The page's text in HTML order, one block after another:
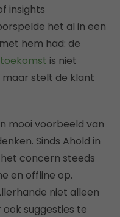
insights
het al in een
hem had: de
is niet
maar stelt de klant
mooi voorbeeld van
Sinds Ahold in
concern steeds
en offline op.
niet alleen
suggesties te